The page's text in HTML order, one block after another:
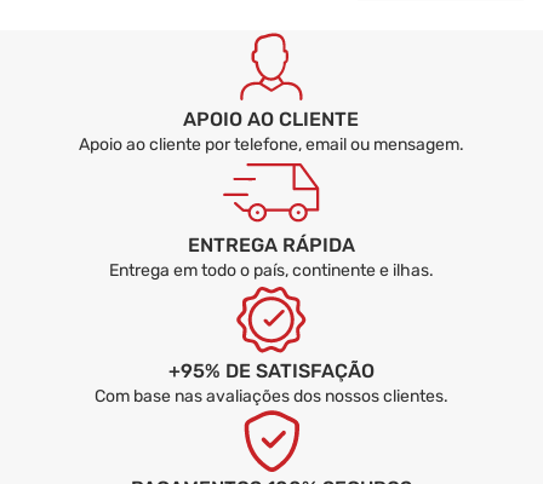
APOIO AO CLIENTE
Apoio ao cliente por telefone, email ou mensagem.
ENTREGA RÁPIDA
Entrega em todo o país, continente e ilhas.
+95% DE SATISFAÇÃO
Com base nas avaliações dos nossos clientes.